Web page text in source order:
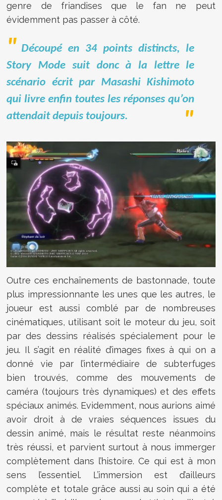
genre de friandises que le fan ne peut
évidemment pas passer à côté.
Découpé en 34 points distincts, le
Story Mode suit donc à la lettre le
scénario écrit par Masashi Kishimoto
qui livre enfin toutes les réponses qu’on
attendait depuis toujours.
Outre ces enchaînements de bastonnade, toute
plus impressionnante les unes que les autres, le
joueur est aussi comblé par de nombreuses
cinématiques, utilisant soit le moteur du jeu, soit
par des dessins réalisés spécialement pour le
jeu. Il s’agit en réalité d’images fixes à qui on a
donné vie par l’intermédiaire de subterfuges
bien trouvés, comme des mouvements de
caméra (toujours très dynamiques) et des effets
spéciaux animés. Evidemment, nous aurions aimé
avoir droit à de vraies séquences issues du
dessin animé, mais le résultat reste néanmoins
très réussi, et parvient surtout à nous immerger
complètement dans l’histoire. Ce qui est à mon
sens l’essentiel. L’immersion est d’ailleurs
complète et totale grâce aussi au soin qui a été